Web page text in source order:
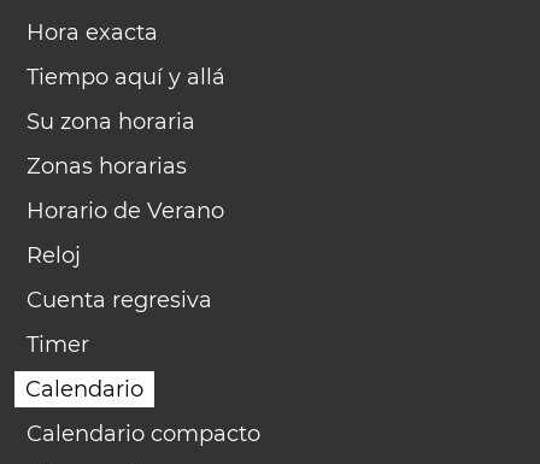
Hora exacta
Tiempo aquí y allá
Su zona horaria
Zonas horarias
Horario de Verano
Reloj
Cuenta regresiva
Timer
Calendario
Calendario compacto